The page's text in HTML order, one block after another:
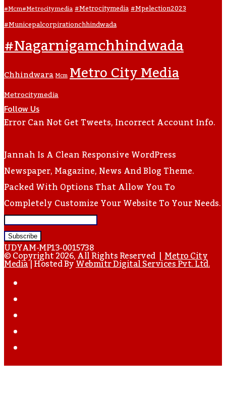
#mcm#metrocitymedia#metrocitymedia#mpelection2023
#municepalcorpirationchhindwada
#nagarnigamchhindwada
ChhindwaraMcmMetro City Media
Metrocitymedia
Follow Us
Error Can Not Get Tweets, Incorrect Account Info.
Jannah Is A Clean Responsive WordPress
Newspaper, Magazine, News And Blog Theme.
Packed With Options That Allow You To
Completely Customize Your Website To Your Needs.
Enter
Your
Email
Address
UDYAM-MP13-0015738
© Copyright 2026, All Rights Reserved |Metro City
Media| Hosted ByWebmitr Digital Services Pvt. Ltd.